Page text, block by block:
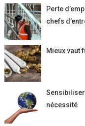
Perte
chefs
Mieux vaut
Sensibiliser
nécessité